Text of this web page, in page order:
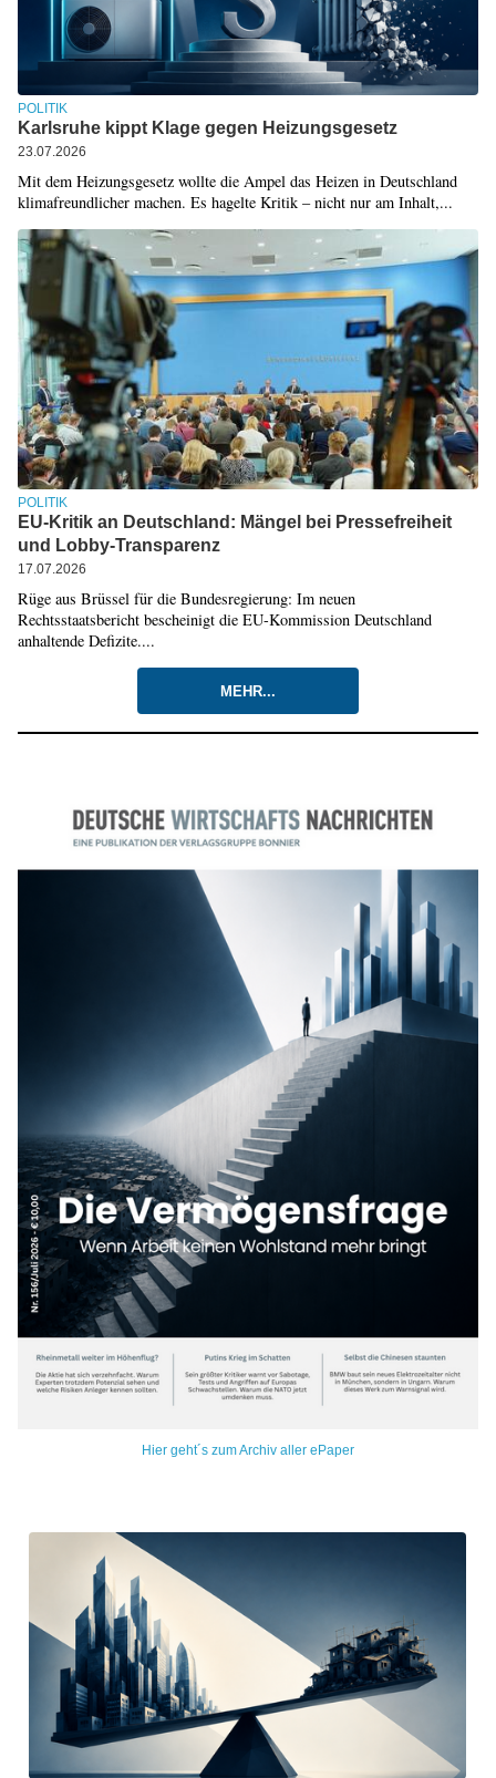
POLITIK
Karlsruhe kippt Klage gegen Heizungsgesetz
23.07.2026
Mit dem Heizungsgesetz wollte die Ampel das Heizen in Deutschland
klimafreundlicher machen. Es hagelte Kritik – nicht nur am Inhalt,...
POLITIK
EU-Kritik an Deutschland: Mängel bei Pressefreiheit
und Lobby-Transparenz
17.07.2026
Rüge aus Brüssel für die Bundesregierung: Im neuen
Rechtsstaatsbericht bescheinigt die EU-Kommission Deutschland
anhaltende Defizite....
MEHR...
Hier geht´s zum Archiv aller ePaper